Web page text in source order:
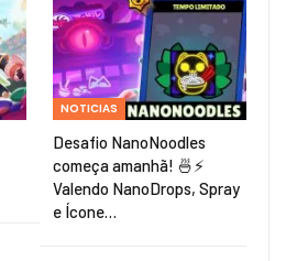
NOTICIAS
Desafio NanoNoodles
começa amanhã! 🍜⚡
Valendo NanoDrops, Spray
e Ícone…